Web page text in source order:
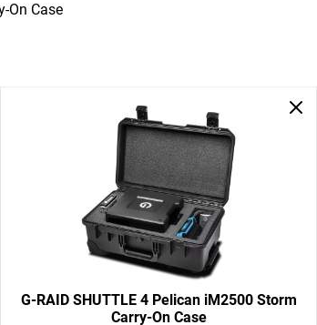
On Case
G-RAID SHUTTLE 4 Pelican iM2500 Storm
Carry-On Case